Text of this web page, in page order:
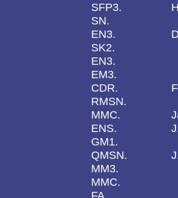
SFP3.
SN.
EN3.
SK2.
EN3.
EM3.
CDR.
RMSN.
MMC.
ENS.
GM1.
QMSN.
MM3.
MMC.
FA.